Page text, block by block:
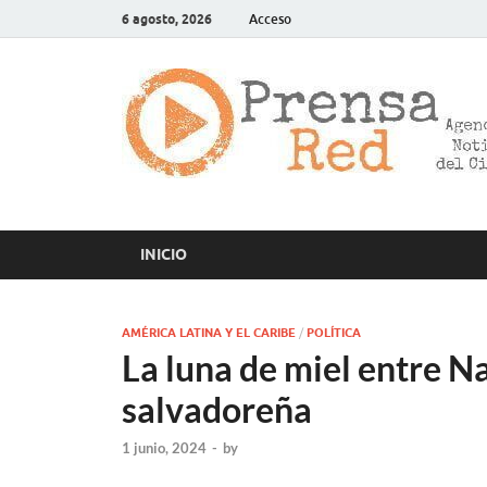
6 agosto, 2026 Acceso
INICIO
AMÉRICA LATINA Y EL CARIBE / POLÍTICA
La luna de miel entre
salvadoreña
1 junio, 2024 - by